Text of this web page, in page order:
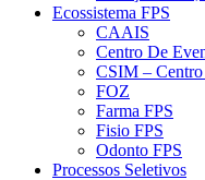
Ecossistema FPS
CAAIS
Centro De
CSIM –
FOZ
Farma FPS
Fisio FPS
Odonto FPS
Processos Seletivos